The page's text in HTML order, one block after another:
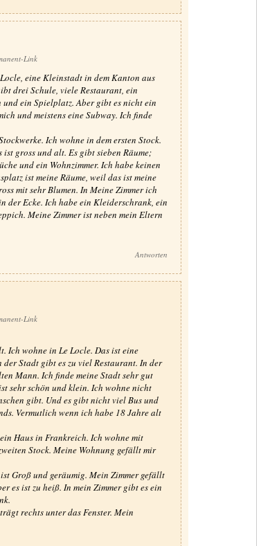
Link
eine Kleinstadt in dem Kanton aus
drei Schule, viele Restaurant, ein
und ein Spielplatz. Aber gibt es nicht ein
und meistens eine Subway. Ich finde
Ich wohne in dem ersten Stock.
gross und alt. Es gibt sieben Räume;
und ein Wohnzimmer. Ich habe keinen
ist meine Räume, weil das ist meine
mit sehr Blumen. In Meine Zimmer ich
der Ecke. Ich habe ein Kleiderschrank, ein
Meine Zimmer ist neben mein Eltern
Antworten
Link
Ich wohne in Le Locle. Das ist eine
Stadt gibt es zu viel Restaurant. In der
Mann. Ich finde meine Stadt sehr gut
sehr schön und klein. Ich wohne nicht
gibt. Und es gibt nicht viel Bus und
Vermutlich wenn ich habe 18 Jahre alt
Haus in Frankreich. Ich wohne mit
Stock. Meine Wohnung gefällt mir
Groß und geräumig. Mein Zimmer gefällt
es ist zu heiß. In mein Zimmer gibt es ein
rechts unter das Fenster. Mein